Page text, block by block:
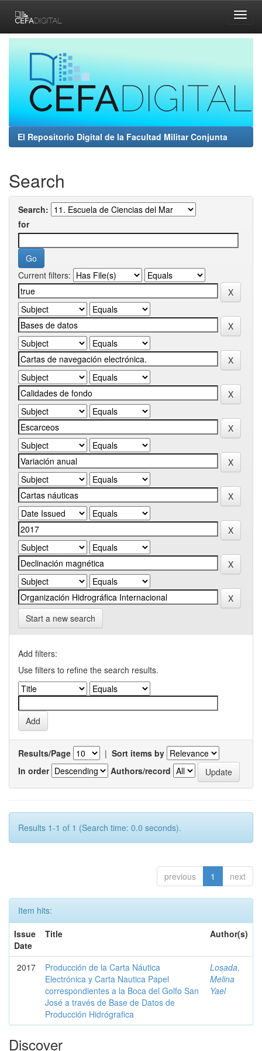
navigation
El Repositorio Digital de la Facultad Militar Conjunta
Search
Search:
for
Current filters:
Start a new search
Add filters:
Use filters to refine the search results.
Results/Page | Sort items by
In order
Authors/record
Results 1-1 of 1 (Search time: 0.0 seconds).
previous 1 next
Item hits:
Issue
Date
Title Author(s)
2017
Producción de la Carta Náutica
Electrónica y Carta Nautica Papel
correspondientes a la Boca del Golfo San
José a través de Base de Datos de
Producción Hidrógrafica
Losada,
Melina
Yael
Discover